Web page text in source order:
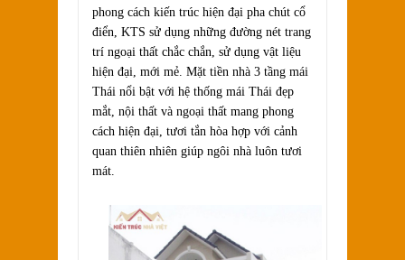
phong cách kiến trúc hiện đại pha chút cổ
điển, KTS sử dụng những đường nét trang
trí ngoại thất chắc chắn, sử dụng vật liệu
hiện đại, mới mẻ. Mặt tiền nhà 3 tầng mái
Thái nổi bật với hệ thống mái Thái đẹp
mắt, nội thất và ngoại thất mang phong
cách hiện đại, tươi tắn hòa hợp với cảnh
quan thiên nhiên giúp ngôi nhà luôn tươi
mát.